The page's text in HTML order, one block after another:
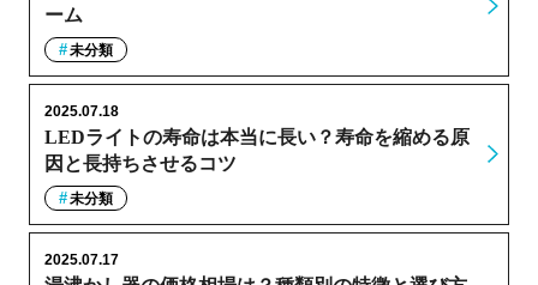
ーム
未分類
LEDライトの寿命は本当に長い？寿命を縮める原
因と長持ちさせるコツ
2025.07.18
未分類
2025.07.17